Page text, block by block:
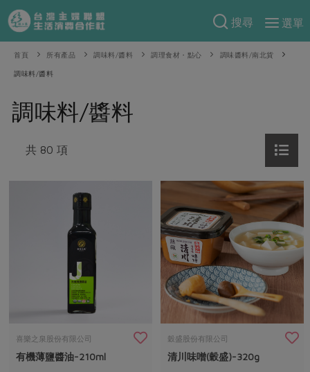
搜尋
選單
產品分類
當季蔬果
一籃菜
辛香料類
奶蛋豆・五穀
乳製品
米麵雜糧
肉品・水產
水畜加工品
食譜料理
食材
米食
料理方式
烘焙．點心
特別企畫
預購活動
把最好的台灣味帶回家！
防災用品預購圓滿結束
2026年端午節預購圓滿結束
合作25-精選產品第四彈
綠主張
一籃菜真心話
合作聯合國
生活提案
親子食育
關注議題
關於合作社
認識合作社
產品檢驗
重要公告
首頁 所有產品 調味料/醬料 調理食材・點心 調味醬料/南北貨
調味料/醬料
調味料/醬料
共 80 項
喜樂之泉股份有限公司
有機薄鹽醬油-210ml
穀盛股份有限公司
清川味噌(穀盛)-320g